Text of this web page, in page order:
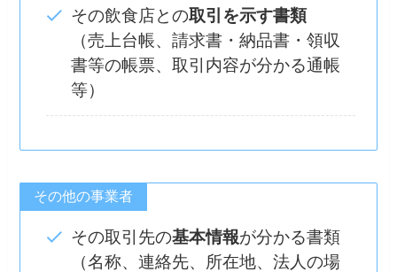
その飲食店との取引を示す書類
（売上台帳、請求書・納品書・領収
書等の帳票、取引内容が分かる通帳
等）
その他の事業者
その取引先の基本情報が分かる書類
（名称、連絡先、所在地、法人の場